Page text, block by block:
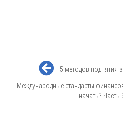
5 методов поднятия
Международные стандарты
начать? Часть